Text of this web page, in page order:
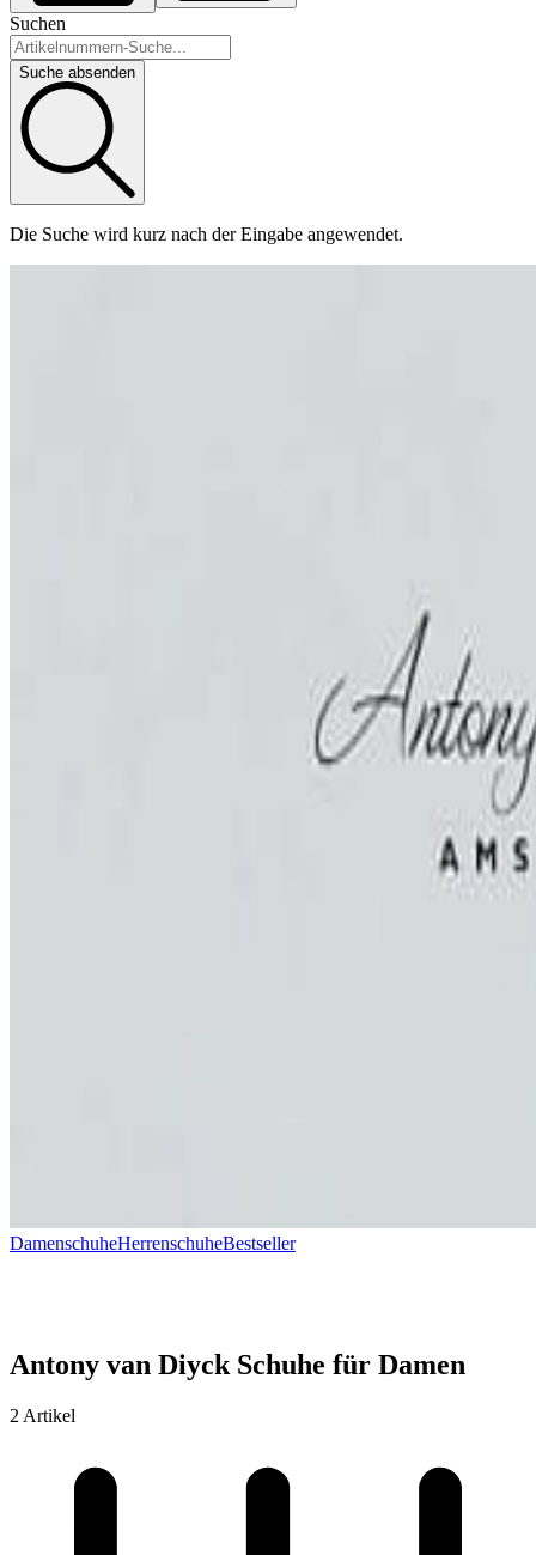
Suchen
Suche absenden
Die Suche wird kurz nach der Eingabe angewendet.
DamenschuheHerrenschuheBestseller
Antony van Diyck Schuhe für Damen
2 Artikel